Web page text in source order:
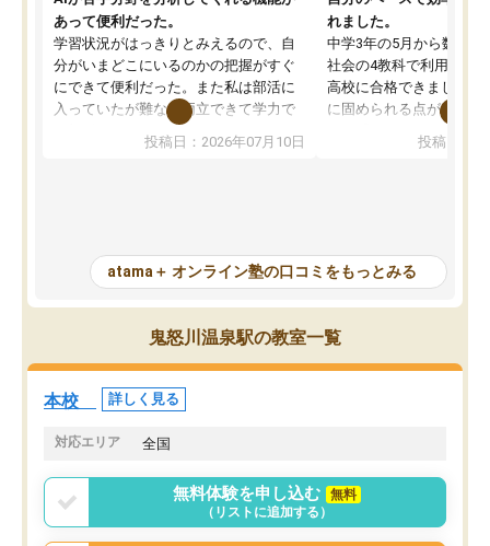
あって便利だった。
学習状況がはっきりとみえるので、自
分がいまどこにいるのかの把握がすぐ
にできて便利だった。また私は部活に
入っていたが難なく両立できて学力で
も部活でも結果を残すことができてよ
かった。また問題演習の際に、自分が
が、自分で自分の管理ができない人に
とっては難しい部分もあるのではない
かと思った。
投稿日：2026年07月10日
れました。
中学3年の5月から数学・
社会の4教科で利用し、
高校に合格できました。
に固められる点が魅力で
項目のおかげで、手軽
元数が可視化されるので
しながら意欲的に取り組
常に効果を実感している
になった現在も大学受験
して利用しており、自信
すめできる塾です。
投稿日：
atama＋ オンライン塾の口コミをもっとみる
鬼怒川温泉駅の教室一覧
本校 詳しく見る
対応エリア 全国
無料体験を申し込む
無料
（リストに追加する）